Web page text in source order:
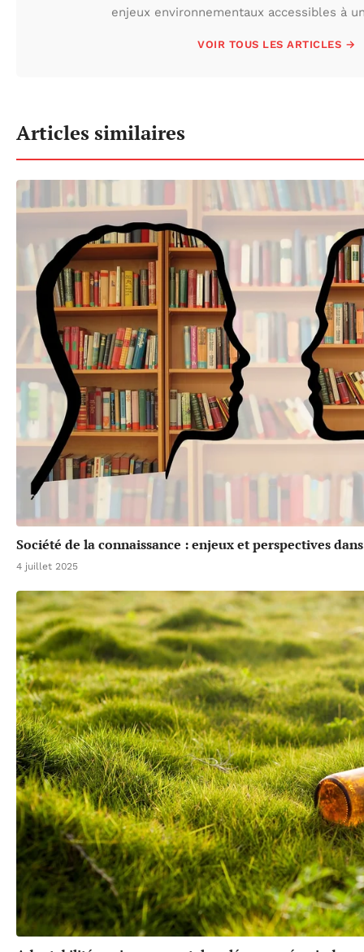
enjeux environnementaux accessibles à
VOIR TOUS LES ARTICLES →
Articles similaires
Société de la connaissance : enjeux et perspectives
4 juillet 2025